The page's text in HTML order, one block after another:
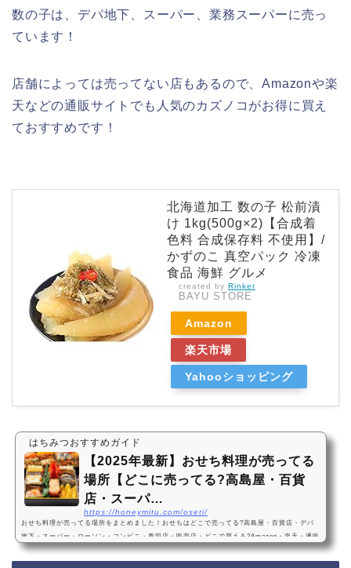
数の子は、デパ地下、スーパー、業務スーパーに売っ
ています！
店舗によっては売ってない店もあるので、Amazonや楽
天などの通販サイトでも人気のカズノコがお得に買え
ておすすめです！
北海道加工 数の子 松前漬
け 1kg(500g×2)【合成着
色料 合成保存料 不使用】/
かずのこ 真空パック 冷凍
食品 海鮮 グルメ
created by Rinker
BAYU STORE
Amazon
楽天市場
Yahooショッピング
はちみつおすすめガイド
【2025年最新】おせち料理が売ってる
場所【どこに売ってる?高島屋・百貨
店・スーパ…
https://honeymitu.com/oseti/
おせち料理が売ってる場所をまとめました！おせちはどこで売ってる?高島屋・百貨店・デパ
地下・スーパー・ローソン・コンビニ・寿司店・販売店・どこで買える?Amazon・楽天・通販
サイト・予約・お取り寄せ・2025年・2024年おせちは、高島屋などの百貨店や、スーパー、コ
ンビニ、寿司屋に売っています！店舗によっては売ってない店もあるので、Amazonや楽天な